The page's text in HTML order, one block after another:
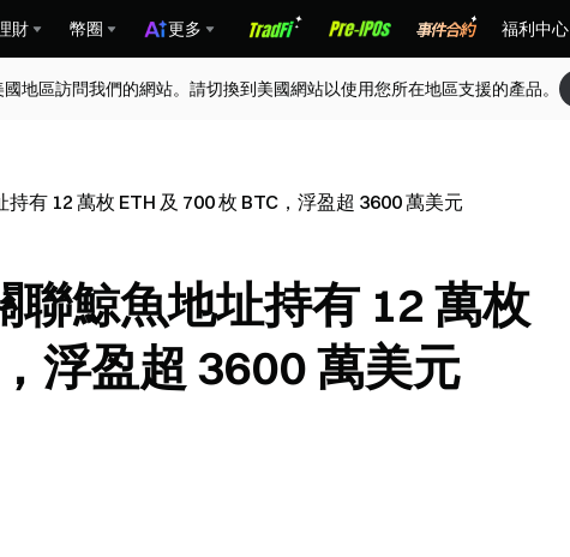
財 幣圈 更多 福利中心
地區訪問我們的網站。請切換到美國網站以使用您所在地區支援的產品。
有 12 萬枚 ETH 及 700 枚 BTC，浮盈超 3600 萬美元
聯鯨魚地址持有 12 萬枚
浮盈超 3600 萬美元